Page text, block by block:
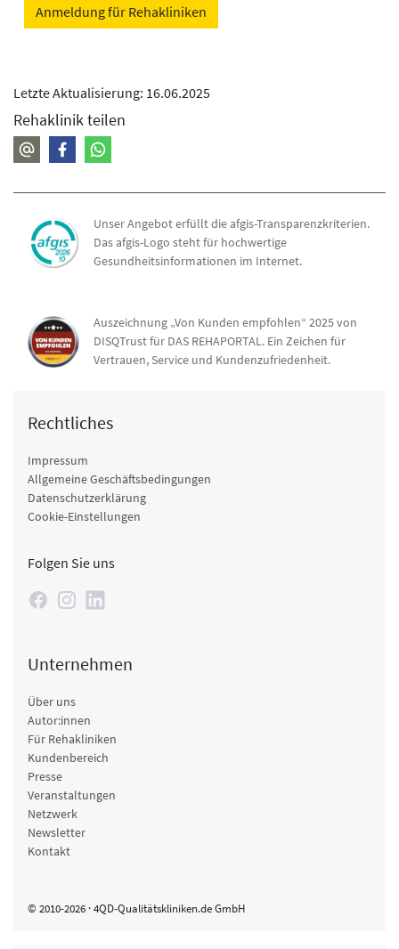
Anmeldung für Rehakliniken
Letzte Aktualisierung: 16.06.2025
Rehaklinik teilen
Unser Angebot erfüllt die afgis-Transparenzkriterien.
Das afgis-Logo steht für hochwertige
Gesundheitsinformationen im Internet.
Auszeichnung „Von Kunden empfohlen“ 2025 von
DISQTrust für DAS REHAPORTAL. Ein Zeichen für
Vertrauen, Service und Kundenzufriedenheit.
Rechtliches
Impressum
Allgemeine Geschäftsbedingungen
Datenschutzerklärung
Cookie-Einstellungen
Folgen Sie uns
Unternehmen
Über uns
Autor:innen
Für Rehakliniken
Kundenbereich
Presse
Veranstaltungen
Netzwerk
Newsletter
Kontakt
© 2010-2026 · 4QD-Qualitätskliniken.de GmbH